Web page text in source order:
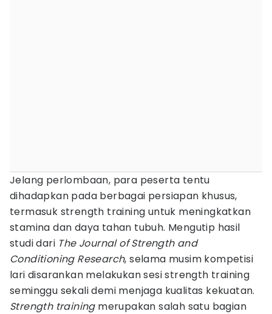
Jelang perlombaan, para peserta tentu
dihadapkan pada berbagai persiapan khusus,
termasuk strength training untuk meningkatkan
stamina dan daya tahan tubuh. Mengutip hasil
studi dari The Journal of Strength and
Conditioning Research, selama musim kompetisi
lari disarankan melakukan sesi strength training
seminggu sekali demi menjaga kualitas kekuatan.
Strength trainingmerupakan salah satu bagian